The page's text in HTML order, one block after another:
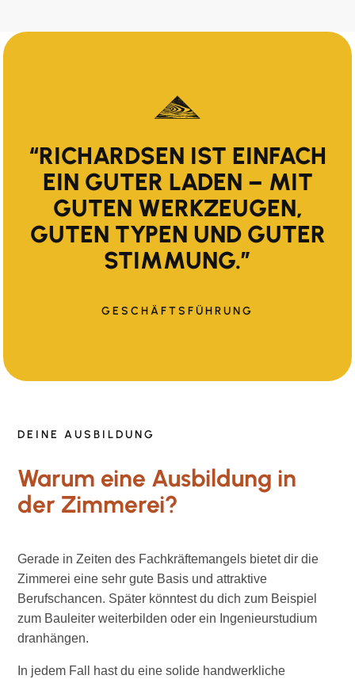
“RICHARDSEN IST EINFACH
EIN GUTER LADEN – MIT
GUTEN WERKZEUGEN,
GUTEN TYPEN UND GUTER
STIMMUNG.”
GESCHÄFTSFÜHRUNG
DEINE AUSBILDUNG
Warum eine Ausbildung in
der Zimmerei?
Gerade in Zeiten des Fachkräftemangels bietet dir die
Zimmerei eine sehr gute Basis und attraktive
Berufschancen. Später könntest du dich zum Beispiel
zum Bauleiter weiterbilden oder ein Ingenieurstudium
dranhängen.
In jedem Fall hast du eine solide handwerkliche